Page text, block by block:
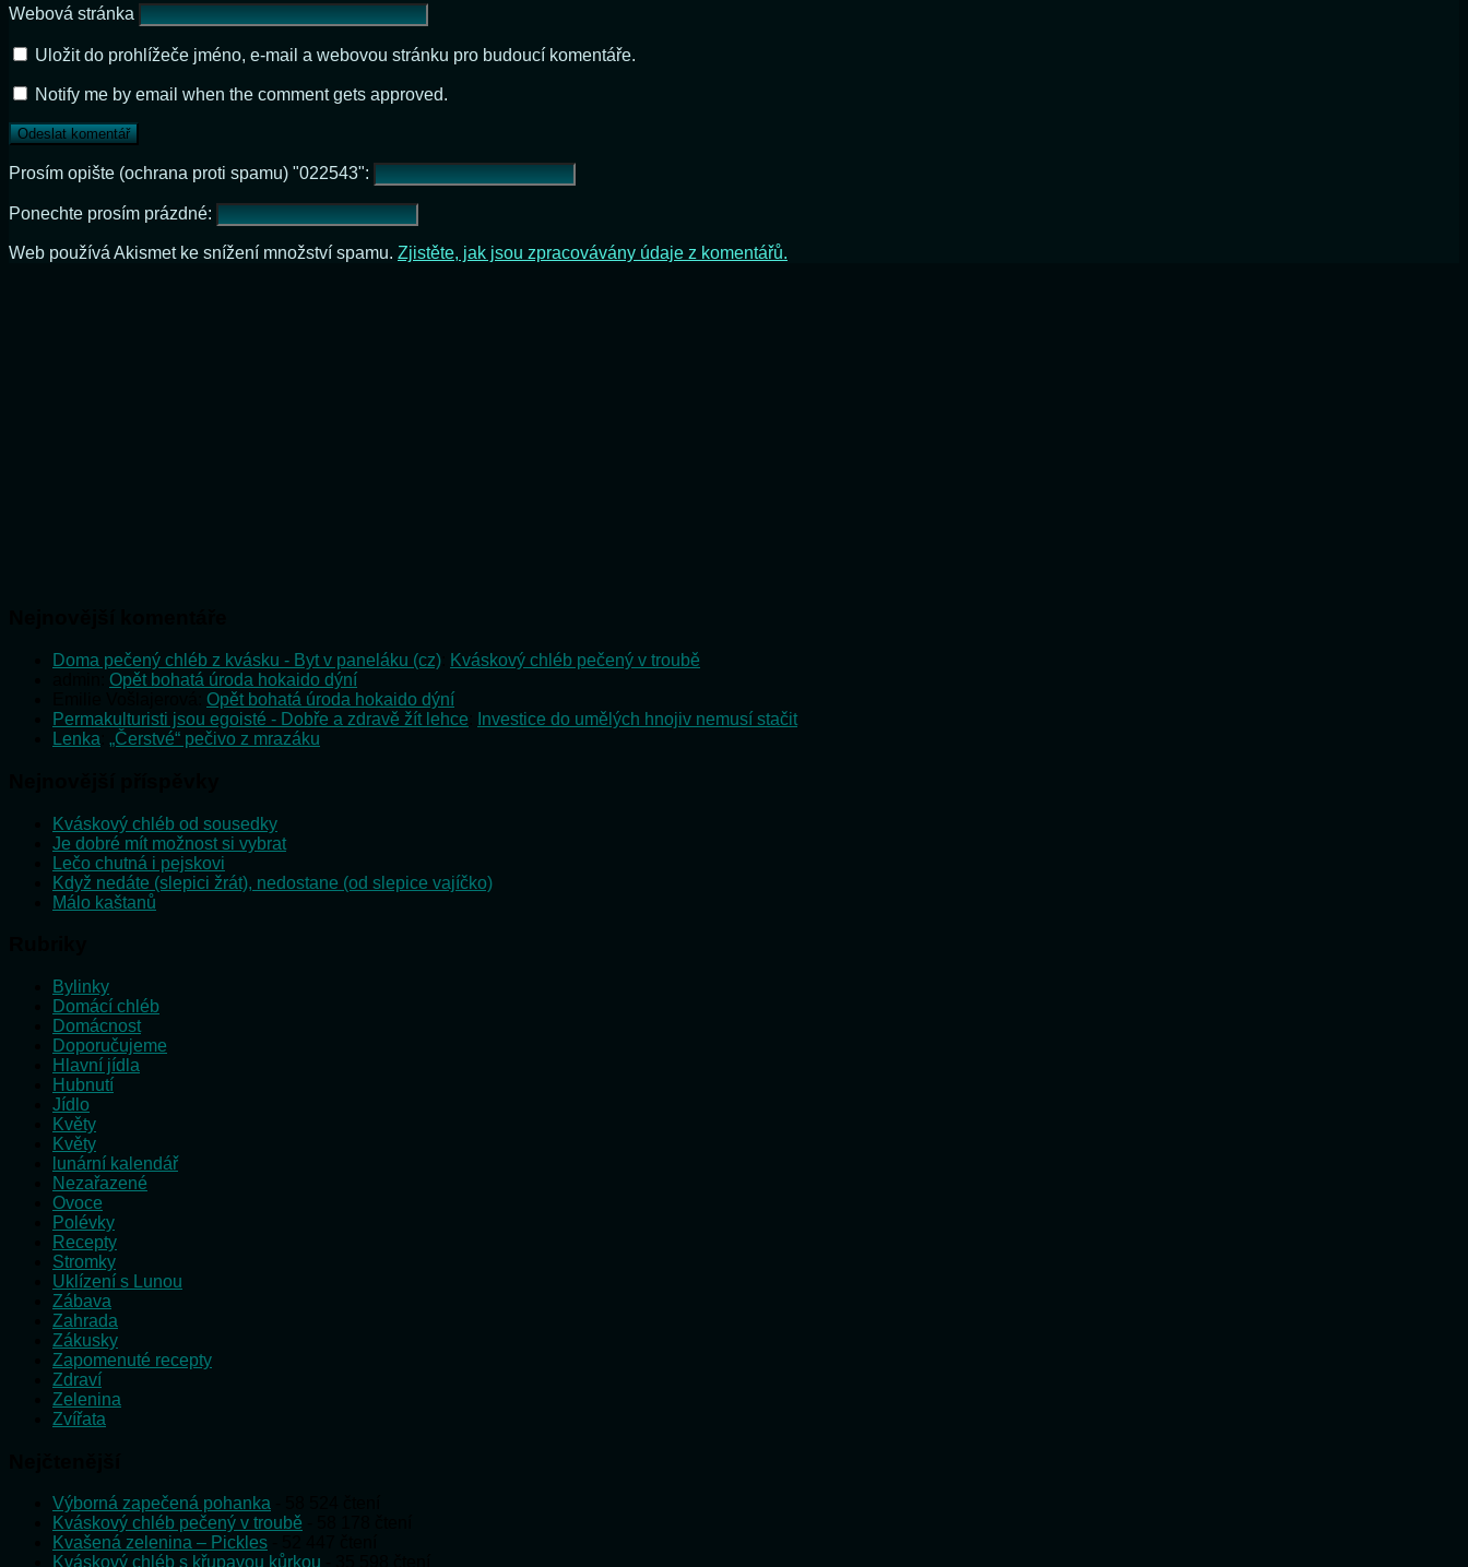
Webová stránka
Uložit do prohlížeče jméno, e-mail a webovou stránku pro budoucí komentáře.
Notify me by email when the comment gets approved.
Prosím opište (ochrana proti spamu) "022543":
Ponechte prosím prázdné:
Web používá Akismet ke snížení množství spamu. Zjistěte, jak jsou zpracovávány údaje z komentářů.
Doma pečený chléb z kvásku - Byt v paneláku (cz)
Kváskový chléb pečený v troubě
Opět bohatá úroda hokaido dýní
Opět bohatá úroda hokaido dýní
Permakulturisti jsou egoisté - Dobře a zdravě žít lehce
Investice do umělých hnojiv nemusí stačit
Lenka „Čerstvé“ pečivo z mrazáku
Kváskový chléb od sousedky
Je dobré mít možnost si vybrat
Lečo chutná i pejskovi
Když nedáte (slepici žrát), nedostane (od slepice vajíčko)
Málo kaštanů
Bylinky
Domácí chléb
Domácnost
Doporučujeme
Hlavní jídla
Hubnutí
Jídlo
Květy
Květy
lunární kalendář
Nezařazené
Ovoce
Polévky
Recepty
Stromky
Uklízení s Lunou
Zábava
Zahrada
Zákusky
Zapomenuté recepty
Zdraví
Zelenina
Zvířata
Výborná zapečená pohanka
Kváskový chléb pečený v troubě
Kvašená zelenina – Pickles
Kváskový chléb s křupavou kůrkou